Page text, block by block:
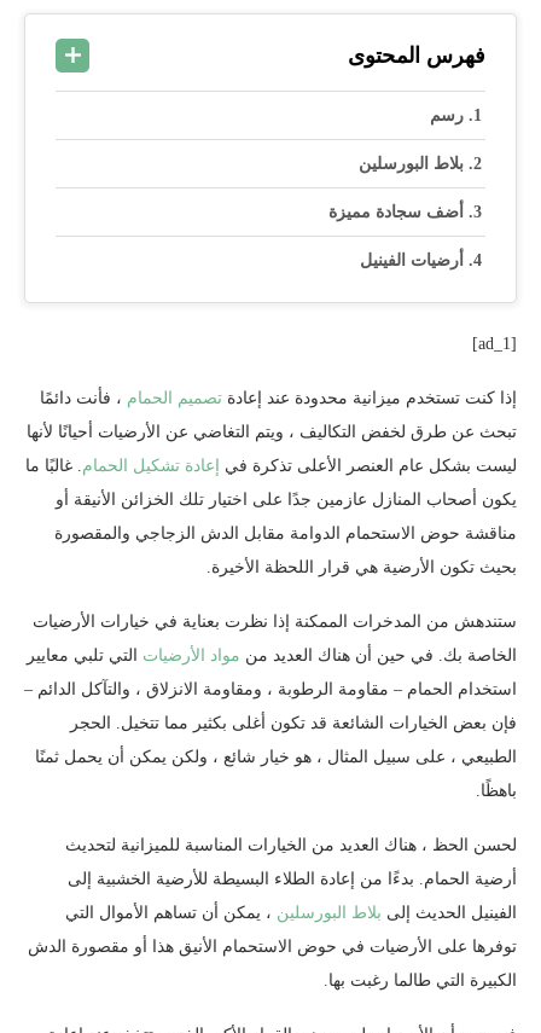
فهرس المحتوى
رسم
بلاط البورسلين
أضف سجادة مميزة
أرضيات الفينيل
[ad_1]
إذا كنت تستخدم ميزانية محدودة عند إعادة تصميم الحمام ، فأنت دائمًا
تبحث عن طرق لخفض التكاليف ، ويتم التغاضي عن الأرضيات أحيانًا لأنها
ليست بشكل عام العنصر الأعلى تذكرة في
إعادة تشكيل الحمام. غالبًا ما
يكون أصحاب المنازل عازمين جدًا على اختيار تلك الخزائن الأنيقة أو
مناقشة حوض الاستحمام الدوامة مقابل الدش الزجاجي والمقصورة
بحيث تكون الأرضية هي قرار اللحظة الأخيرة.
ستندهش من المدخرات الممكنة إذا نظرت بعناية في خيارات الأرضيات
الخاصة بك. في حين أن هناك العديد من مواد الأرضيات التي تلبي معايير
استخدام الحمام – مقاومة الرطوبة ، ومقاومة الانزلاق ، والتآكل الدائم –
فإن بعض الخيارات الشائعة قد تكون أغلى بكثير مما تتخيل. الحجر
الطبيعي ، على سبيل المثال ، هو خيار شائع ، ولكن يمكن أن يحمل ثمنًا
باهظًا.
لحسن الحظ ، هناك العديد من الخيارات المناسبة للميزانية لتحديث
أرضية الحمام. بدءًا من إعادة الطلاء البسيطة للأرضية الخشبية إلى
الفينيل الحديث إلى بلاط البورسلين ، يمكن أن تساهم الأموال التي
توفرها على الأرضيات في حوض الاستحمام الأنيق هذا أو مقصورة الدش
الكبيرة التي طالما رغبت بها.